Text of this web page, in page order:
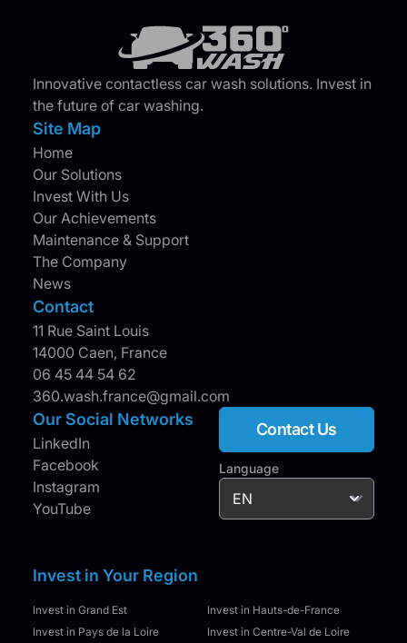
Innovative contactless car wash solutions. Invest in
the future of car washing.
Site Map
Home
Our Solutions
Invest With Us
Our Achievements
Maintenance & Support
The Company
News
Contact
11 Rue Saint Louis
14000 Caen, France
06 45 44 54 62
360.wash.france@gmail.com
Our Social Networks
LinkedIn
Facebook
Instagram
YouTube
Contact Us
Language
Invest in Your Region
Invest in Grand Est
Invest in Hauts-de-France
Invest in Pays de la Loire
Invest in Centre-Val de Loire